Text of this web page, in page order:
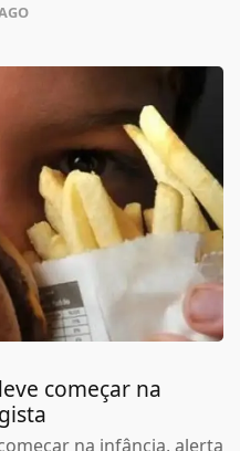
começar na
na infância, alerta